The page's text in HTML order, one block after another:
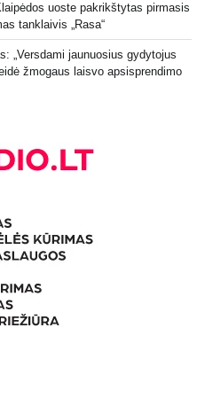
uoste pakrikštytas pirmasis
tanklaivis „Rasa“
„Versdami jaunuosius gydytojus
žmogaus laisvo apsisprendimo